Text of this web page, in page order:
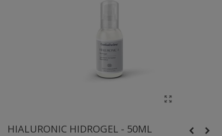
HIALURONIC HIDROGEL - 50ML